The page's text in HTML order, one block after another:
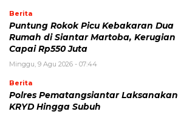
Berita
Puntung Rokok Picu Kebakaran Dua
Rumah di Siantar Martoba, Kerugian
Capai Rp550 Juta
Minggu, 9 Agu 2026 - 07:44
Berita
Polres Pematangsiantar Laksanakan
KRYD Hingga Subuh